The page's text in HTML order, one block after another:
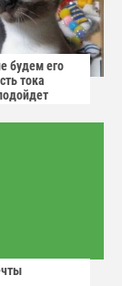
будем его
тока